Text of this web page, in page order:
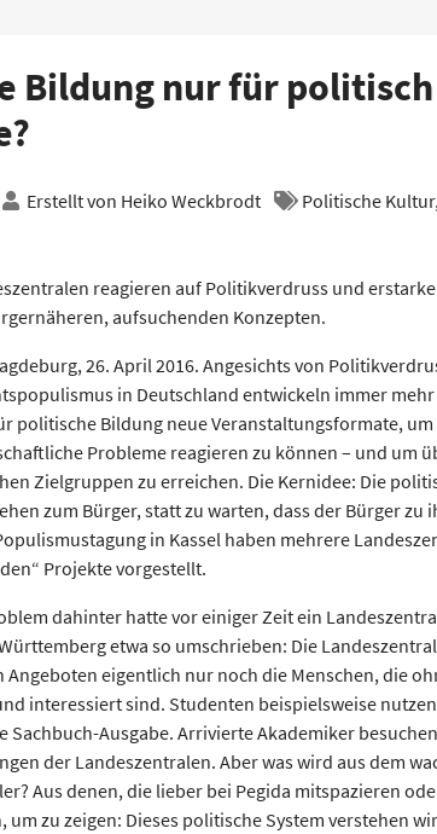
Bildung nur für politisch
Erstellt von Heiko Weckbrodt
Politische
reagieren auf Politikverdruss und
aufsuchenden Konzepten.
26. April 2016. Angesichts von
in Deutschland entwickeln immer mehr
politische Bildung neue Veranstaltungsformate,
Probleme reagieren zu können – und um
Zielgruppen zu erreichen. Die Kernidee: Die
zum Bürger, statt zu warten, dass der Bürger zu
in Kassel haben mehrere
Projekte vorgestellt.
dahinter hatte vor einiger Zeit ein
etwa so umschrieben: Die
eigentlich nur noch die Menschen, die
interessiert sind. Studenten beispielsweise
Sachbuch-Ausgabe. Arrivierte Akademiker
der Landeszentralen. Aber was wird aus dem
Aus denen, die lieber bei Pegida mitspazieren
um zu zeigen: Dieses politische System verstehen